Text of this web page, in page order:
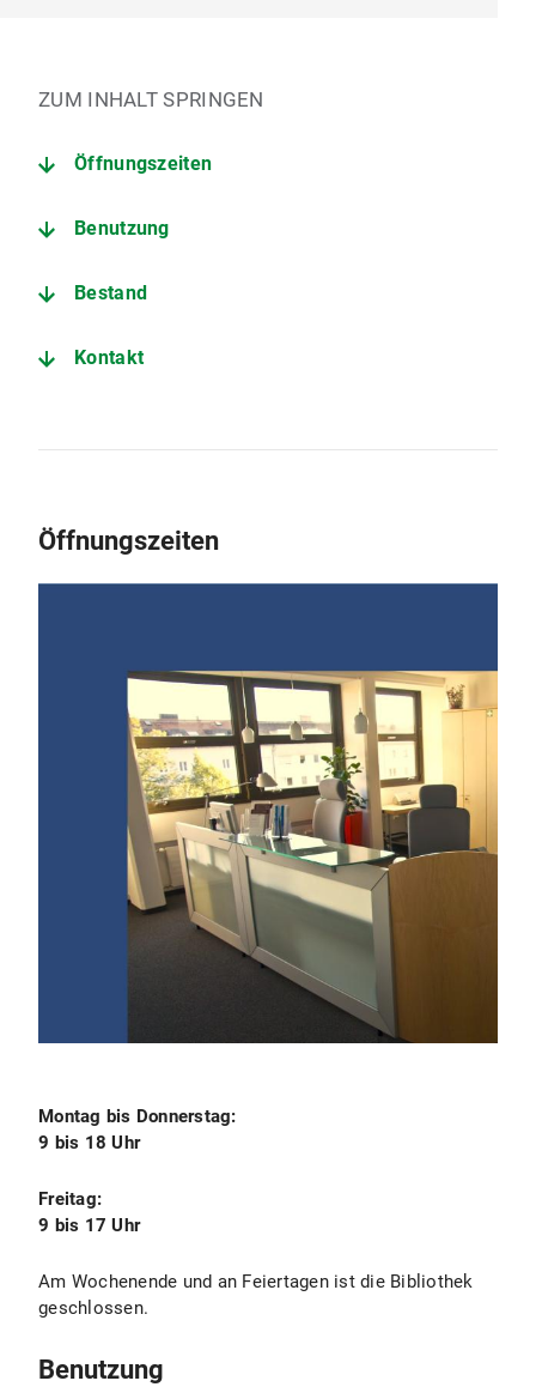
ZUM INHALT SPRINGEN
Öffnungszeiten
Benutzung
Bestand
Kontakt
Öffnungszeiten
Montag bis Donnerstag:
9 bis 18 Uhr
Freitag:
9 bis 17 Uhr
Am Wochenende und an Feiertagen ist die Bibliothek
geschlossen.
Benutzung